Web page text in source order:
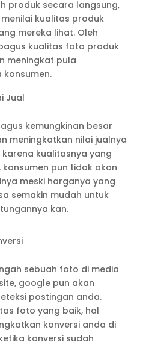
produk secara langsung,
kualitas produk
mereka lihat. Oleh
kualitas foto produk
meningkat pula
konsumen.
Jual
kemungkinan besar
meningkatkan nilai jualnya
karena kualitasnya yang
pun tidak akan
meski harganya yang
semakin mudah untuk
kan.
sebuah foto di media
google pun akan
postingan anda.
foto yang baik, hal
konversi anda di
konversi sudah